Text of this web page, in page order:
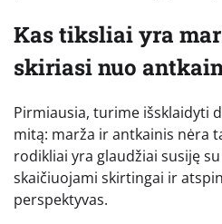
Kas tiksliai yra
skiriasi nuo
Pirmiausia, turime išsklaidyti
mitą: marža ir antkainis nėra
rodikliai yra glaudžiai susiję
skaičiuojami skirtingai ir
perspektyvas.